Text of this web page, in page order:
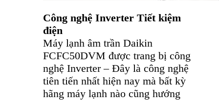
Công nghệ Inverter Tiết kiệm
điện
Máy lạnh âm trần Daikin
FCFC50DVM được trang bị công
nghệ Inverter – Đây là công nghệ
tiên tiến nhất hiện nay mà bất kỳ
hãng máy lạnh nào cũng hướng